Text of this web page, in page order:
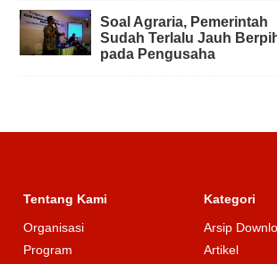
Soal Agraria, Pemerintah
Sudah Terlalu Jauh
pada Pengusaha
Tentang Kami
Organisasi
Program
Kategori
Arsip
Artikel